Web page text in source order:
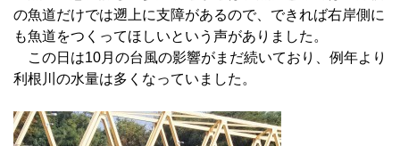
の魚道だけでは遡上に支障があるので、できれば右岸側に
も魚道をつくってほしいという声がありました。
この日は10月の台風の影響がまだ続いており、例年より
利根川の水量は多くなっていました。